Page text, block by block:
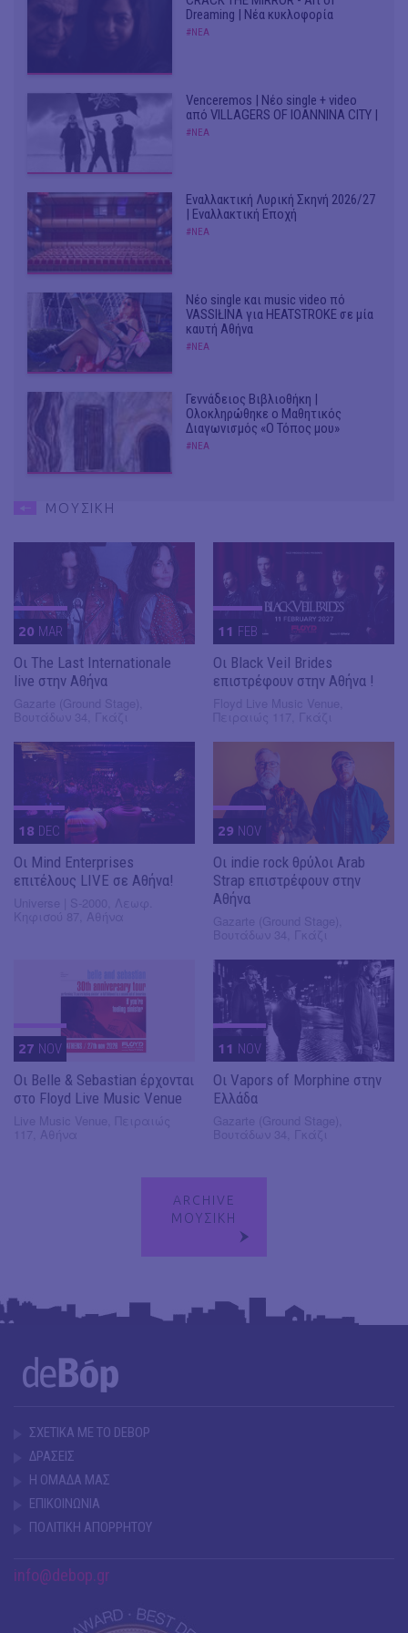
Dreaming | Νέα κυκλοφορία
#ΝΕΑ
Venceremos | Νέο single + video
από VILLAGERS OF IOANNINA CITY |
#ΝΕΑ
Εναλλακτική Λυρική Σκηνή 2026/27
| Εναλλακτική Εποχή
#ΝΕΑ
Νέο single και music video πό
VASSIŁINA για HEATSTROKE σε μία
καυτή Αθήνα
#ΝΕΑ
Γεννάδειος Βιβλιοθήκη |
Ολοκληρώθηκε ο Μαθητικός
Διαγωνισμός «Ο Τόπος μου»
#ΝΕΑ
ΜΟΥΣΙΚΗ
20 MAR
Οι The Last Internationale
live στην Αθήνα
11 FEB
Οι Black Veil Brides
επιστρέφουν στην Αθήνα !
18 DEC
Οι Mind Enterprises
επιτέλους LIVE σε Αθήνα!
29 NOV
Οι indie rock θρύλοι Arab
Strap επιστρέφουν στην
Αθήνα
27 NOV
Οι Belle & Sebastian έρχονται
στο Floyd Live Music Venue
11 NOV
Οι Vapors of Morphine στην
Ελλάδα
ARCHIVE
ΜΟΥΣΙΚΗ
ΣΧΕΤΙΚΑ ΜΕ ΤΟ DEBOP
ΔΡΑΣΕΙΣ
Η ΟΜΑΔΑ ΜΑΣ
ΕΠΙΚΟΙΝΩΝΙΑ
ΠΟΛΙΤΙΚΗ ΑΠΟΡΡΗΤΟΥ
info@debop.gr